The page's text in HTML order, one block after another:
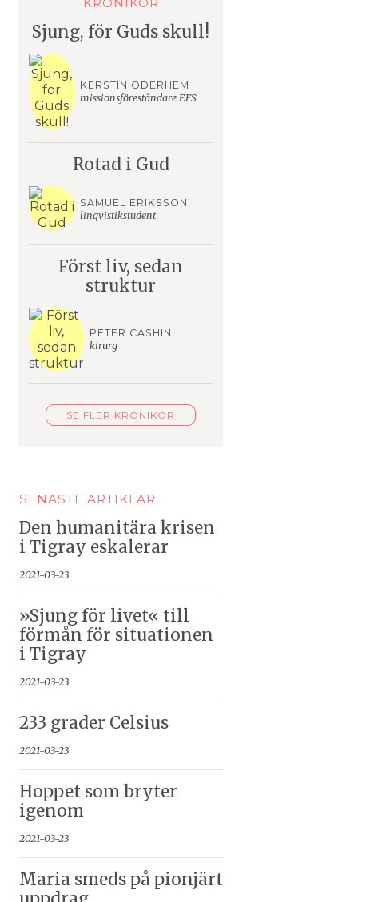
Sjung, för Guds skull!
KERSTIN ODERHEM
missionsföreståndare EFS
Rotad i Gud
SAMUEL ERIKSSON
lingvistikstudent
Först liv, sedan
struktur
PETER CASHIN
kirurg
SE FLER KRÖNIKOR
SENASTE ARTIKLAR
Den humanitära krisen
i Tigray eskalerar
2021-03-23
»Sjung för livet« till
förmån för situationen
i Tigray
2021-03-23
233 grader Celsius
2021-03-23
Hoppet som bryter
igenom
2021-03-23
Maria smeds på pionjärt